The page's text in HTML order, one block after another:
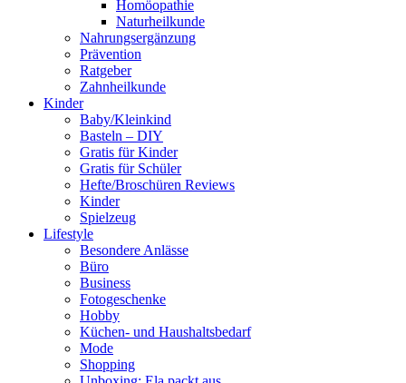
Homöopathie
Naturheilkunde
Nahrungsergänzung
Prävention
Ratgeber
Zahnheilkunde
Kinder
Baby/Kleinkind
Basteln – DIY
Gratis für Kinder
Gratis für Schüler
Hefte/Broschüren Reviews
Kinder
Spielzeug
Lifestyle
Besondere Anlässe
Büro
Business
Fotogeschenke
Hobby
Küchen- und Haushaltsbedarf
Mode
Shopping